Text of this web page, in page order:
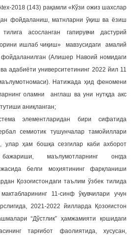
2018 (143) рақамли «Кўзи ожиз шахслар
фойдаланиш, матнларни ўқиш ва ёзиш
асосланган гапирувчи дастурий
ишлаб чиқиш» мавзусидаги амалий
(Алишер Навоий номидаги
адабиёти университетининг 2022 йил 11
Натижада ҳид феномени
оламни англаш ва уни нутқда акс
аниқланган;
элементларидан бири сифатида
семиотик тушунчалар тамойиллари
улар ҳам бошқа сезгилар каби ахборот
маълумотларнинг онгда
белги моҳиятининг фарқланиши
Қозоғистондаги таълим ўзбек тилида
11-синф ўқувчилари учун
2021-2022 йилларда Қозоғистон
“Дўстлик” ҳамжамияти қошидаги
тарғибот фаолиятида, хусусан,